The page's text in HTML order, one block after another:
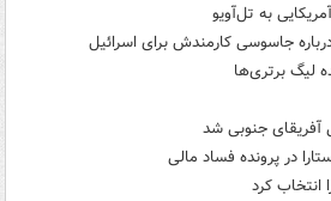
به تل‌آویو
جاسوسی کارمندش برای اسرائیل
لیگ برتری‌ها
آفریقای جنوبی شد
در پرونده فساد مالی
کرد